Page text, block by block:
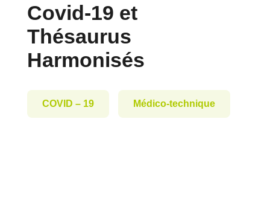
Covid-19 et
Thésaurus
Harmonisés
COVID – 19 Médico-technique